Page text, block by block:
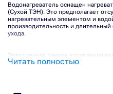
Водонагреватель оснащен
(Сухой ТЭН). Это предполагает
нагревательным элементом и
производительность и
ухода.
Электронная панель управления
дисплеем, двумя регуляторами и
Читать полностью